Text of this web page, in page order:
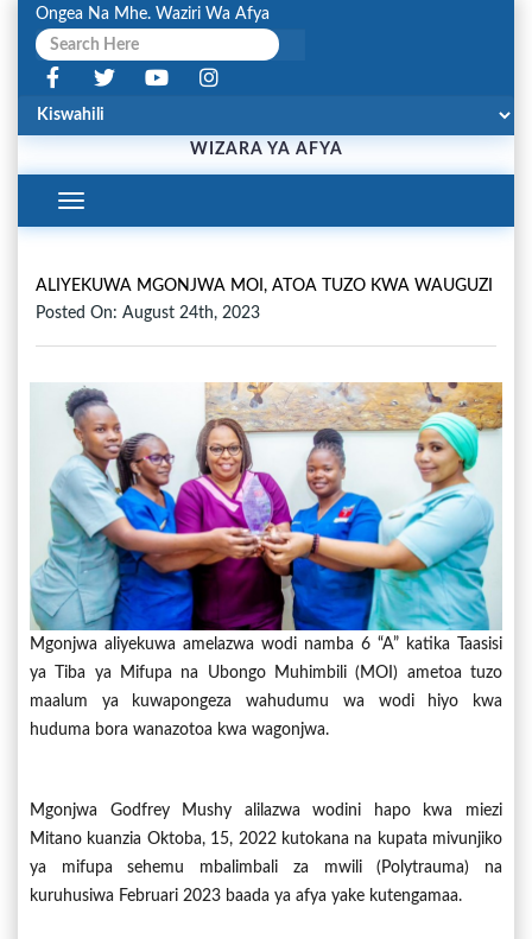
Ongea Na Mhe. Waziri Wa Afya
WIZARA YA AFYA
Toggle
Navigation
ALIYEKUWA MGONJWA MOI, ATOA TUZO KWA WAUGUZI
Posted On: August 24th, 2023
Mgonjwa aliyekuwa amelazwa wodi namba 6 “A” katika Taasisi
ya Tiba ya Mifupa na Ubongo Muhimbili (MOI) ametoa tuzo
maalum ya kuwapongeza wahudumu wa wodi hiyo kwa
huduma bora wanazotoa kwa wagonjwa.
Mgonjwa Godfrey Mushy alilazwa wodini hapo kwa miezi
Mitano kuanzia Oktoba, 15, 2022 kutokana na kupata mivunjiko
ya mifupa sehemu mbalimbali za mwili (Polytrauma) na
kuruhusiwa Februari 2023 baada ya afya yake kutengamaa.